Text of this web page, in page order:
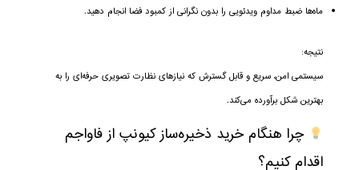
ماه‌ها ضبط مداوم ویدئویی را بدون نگرانی از کمبود فضا انجام دهید.
نتیجه:
سیستمی امن، سریع و قابل گسترش که نیازهای نظارت تصویری حرفه‌ای را به
بهترین شکل برآورده می‌کند.
چرا هنگام خرید ذخیره‌ساز کیونپ از فاواجم
اقدام کنیم؟